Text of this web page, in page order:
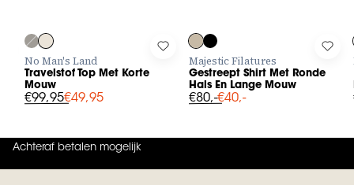
in to add Travelstof Top Met Korte Mouw to your wishlist
No Man's Land
Travelstof Top Met Korte
Mouw
€99,95€49,95
Log in to add Gestreept Shirt
Majestic Filatures
Gestreept Shirt Met Ronde
Hals En Lange Mouw
€80,-€40,-
Log
Achteraf betalen mogelijk
4.9 uit 5 (737 reviews